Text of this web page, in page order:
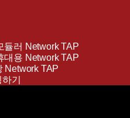
듈러 Network TAP
대용 Network TAP
Network TAP
기